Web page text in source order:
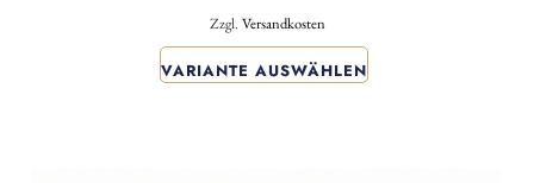
Zzgl. Versandkosten
VARIANTE AUSWÄHLEN